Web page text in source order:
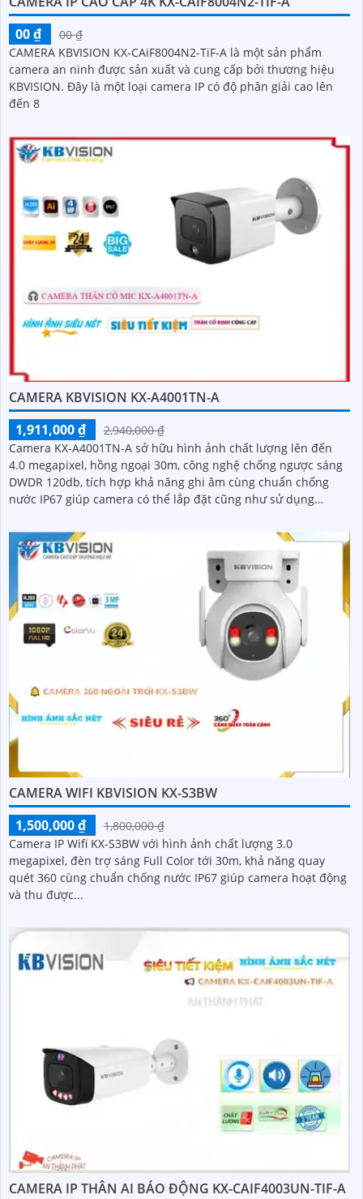
00 ₫
00 ₫
CAMERA KBVISION KX-CAiF8004N2-TiF-A là một sản phẩm
camera an ninh được sản xuất và cung cấp bởi thương hiệu
KBVISION. Đây là một loại camera IP có độ phân giải cao lên
đến 8
CAMERA KBVISION KX-A4001TN-A
1,911,000 ₫
2,940,000 ₫
Camera KX-A4001TN-A sở hữu hình ảnh chất lượng lên đến
4.0 megapixel, hồng ngoại 30m, công nghệ chống ngược sáng
DWDR 120db, tích hợp khả năng ghi âm cùng chuẩn chống
nước IP67 giúp camera có thể lắp đặt cũng như sử dụng
CAMERA WIFI KBVISION KX-S3BW
1,500,000 ₫
1,800,000 ₫
Camera IP Wifi KX-S3BW với hình ảnh chất lượng 3.0
megapixel, đèn trợ sáng Full Color tới 30m, khả năng quay
quét 360 cùng chuẩn chống nước IP67 giúp camera hoạt động
và thu được...
CAMERA IP THÂN AI BÁO ĐỘNG KX-CAIF4003UN-TIF-A